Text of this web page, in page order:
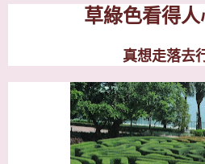
草綠色看得
真想走落去